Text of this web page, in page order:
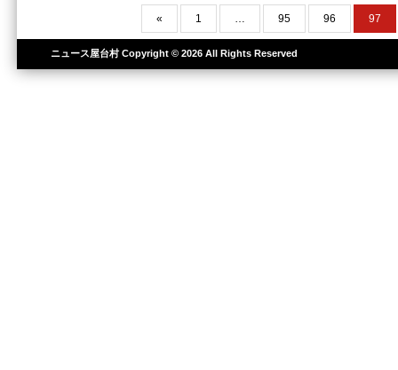
« 1 … 95 96 97
ニュース屋台村Copyright © 2026 All Rights Reserved